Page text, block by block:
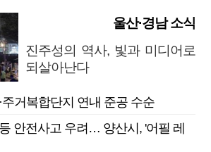
울산·경남 소식
진주성의 역사, 빛과 미디어로
되살아난다
주거복합단지 연내 준공 수순
안전사고 우려… 양산시, '어필 레